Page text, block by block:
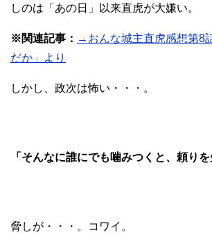
しのは「あの日」以来直虎が大嫌い。
※関連記事： →おんな城主直虎感想第8
だか」より
しかし、政次は怖い・・・。
「そんなに誰にでも噛みつくと、頼りを
脅しが・・・。コワイ。